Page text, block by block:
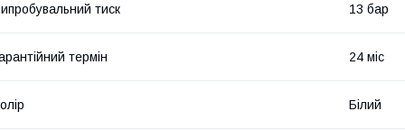
тиск 13 бар
термін 24 міс
Білий